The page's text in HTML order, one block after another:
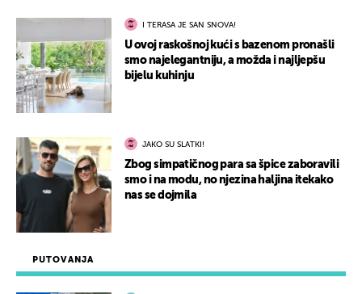
PUTOVANJA
I TERASA JE SAN SNOVA!
U ovoj raskošnoj kući s bazenom pronašli
smo najelegantniju, a možda i najljepšu
bijelu kuhinju
JAKO SU SLATKI!
Zbog simpatičnog para sa špice zaboravili
smo i na modu, no njezina haljina itekako
nas se dojmila